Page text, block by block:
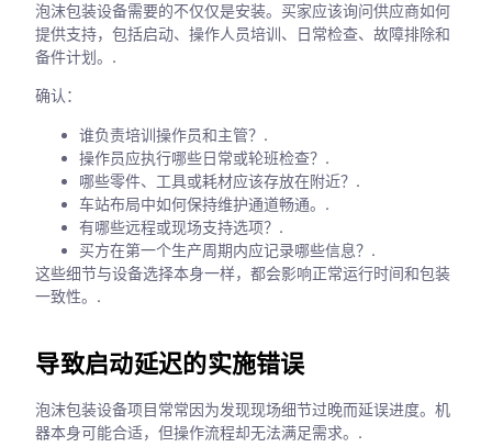
泡沫包装设备需要的不仅仅是安装。买家应该询问供应商如何
提供支持，包括启动、操作人员培训、日常检查、故障排除和
备件计划。.
确认：
谁负责培训操作员和主管？.
操作员应执行哪些日常或轮班检查？.
哪些零件、工具或耗材应该存放在附近？.
车站布局中如何保持维护通道畅通。.
有哪些远程或现场支持选项？.
买方在第一个生产周期内应记录哪些信息？.
这些细节与设备选择本身一样，都会影响正常运行时间和包装
一致性。.
导致启动延迟的实施错误
泡沫包装设备项目常常因为发现现场细节过晚而延误进度。机
器本身可能合适，但操作流程却无法满足需求。.